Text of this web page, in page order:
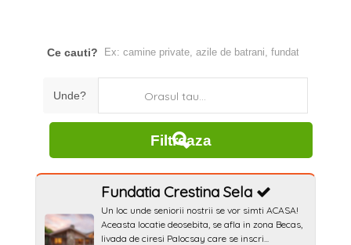
Ce cauti?
Unde? Orasul tau...
Fundatia Crestina Sela
Un loc unde seniorii nostrii se vor simti ACASA!
Aceasta locatie deosebita, se afla in zona Becas,
livada de ciresi Palocsay care se inscri...